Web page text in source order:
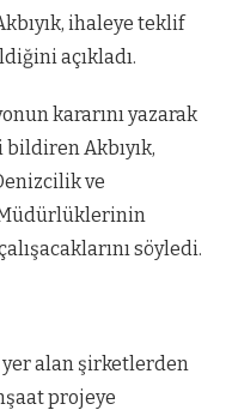
ihaleye teklif
açıkladı.
kararını yazarak
Akbıyık,
ve
Müdürlüklerinin
söyledi.
yer alan şirketlerden
projeye